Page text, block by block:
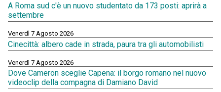
A Roma sud c'è un nuovo studentato da 173 posti: aprirà a
settembre
Venerdì 7 Agosto 2026
Cinecittà: albero cade in strada, paura tra gli automobilisti
Venerdì 7 Agosto 2026
Dove Cameron sceglie Capena: il borgo romano nel nuovo
videoclip della compagna di Damiano David